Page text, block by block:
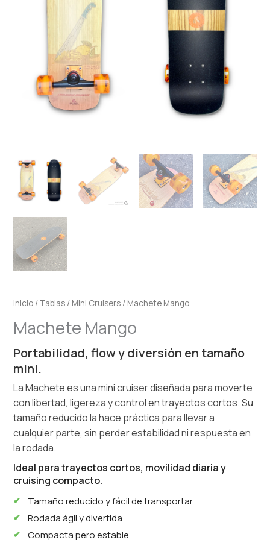
Inicio / Tablas / Mini Cruisers / Machete Mango
Machete Mango
Portabilidad, flow y diversión en tamaño
mini.
La Machete es una mini cruiser diseñada para moverte
con libertad, ligereza y control en trayectos cortos. Su
tamaño reducido la hace práctica para llevar a
cualquier parte, sin perder estabilidad ni respuesta en
la rodada.
Ideal para trayectos cortos, movilidad diaria y
cruising compacto.
Tamaño reducido y fácil de transportar
Rodada ágil y divertida
Compacta pero estable